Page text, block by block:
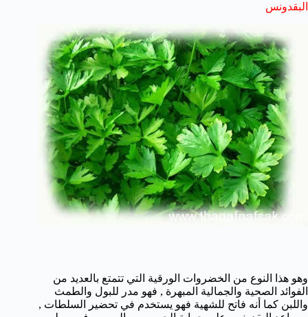
البقدونس
وهو هذا النوع من الخضروات الورقية التي تتمتع بالعديد من
الفوائد الصحية والجمالية المبهرة , فهو مدر للبول والطمث
واللبن كما أنه فاتح للشهية فهو يستخدم في تحضير السلطات ,